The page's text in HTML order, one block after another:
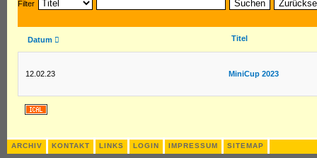
Filter Suchen
Datum Titel
12.02.23 MiniCup 2023
ARCHIV KONTAKT LINKS LOGIN IMPRESSUM SITEMAP